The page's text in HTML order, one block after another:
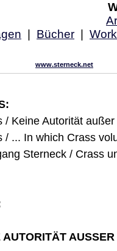
Bücher
www.sterneck.net
/ Keine Autorität
/ ... In which Crass
Sterneck / Crass
AUTORITÄT